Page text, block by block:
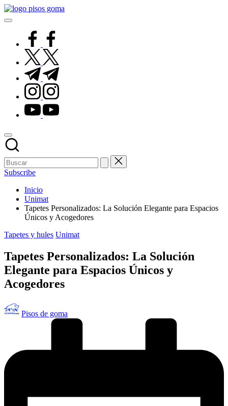
Saltar
al
facebook.com
twitter.com
t.me
instagram.com
youtube.com
Subscribe
Inicio
Unimat
Tapetes Personalizados: La Solución Elegante para Espacios
Únicos y Acogedores
Publicado
Tapetes y hules Unimat
Tapetes Personalizados: La Solución
Elegante para Espacios Únicos y
Acogedores
Publicado
por
Pisos de goma